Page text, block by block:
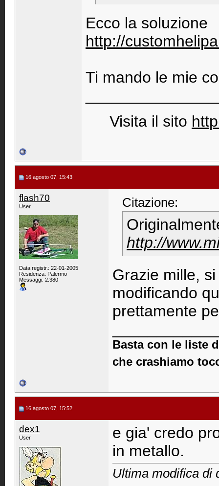
Ecco la soluzione
http://
Ti mando le mie
Visita il sito
16 agosto 07, 15:43
flash70
User
Data registr.: 22-01-2005
Residenza: Palermo
Messaggi: 2.380
Citazione:
http://
Grazie mille,
modificando
prettamente
Basta con le liste
che crashiamo
16 agosto 07, 15:52
dex1
User
e gia' credo
in metallo.
Ultima modifica di